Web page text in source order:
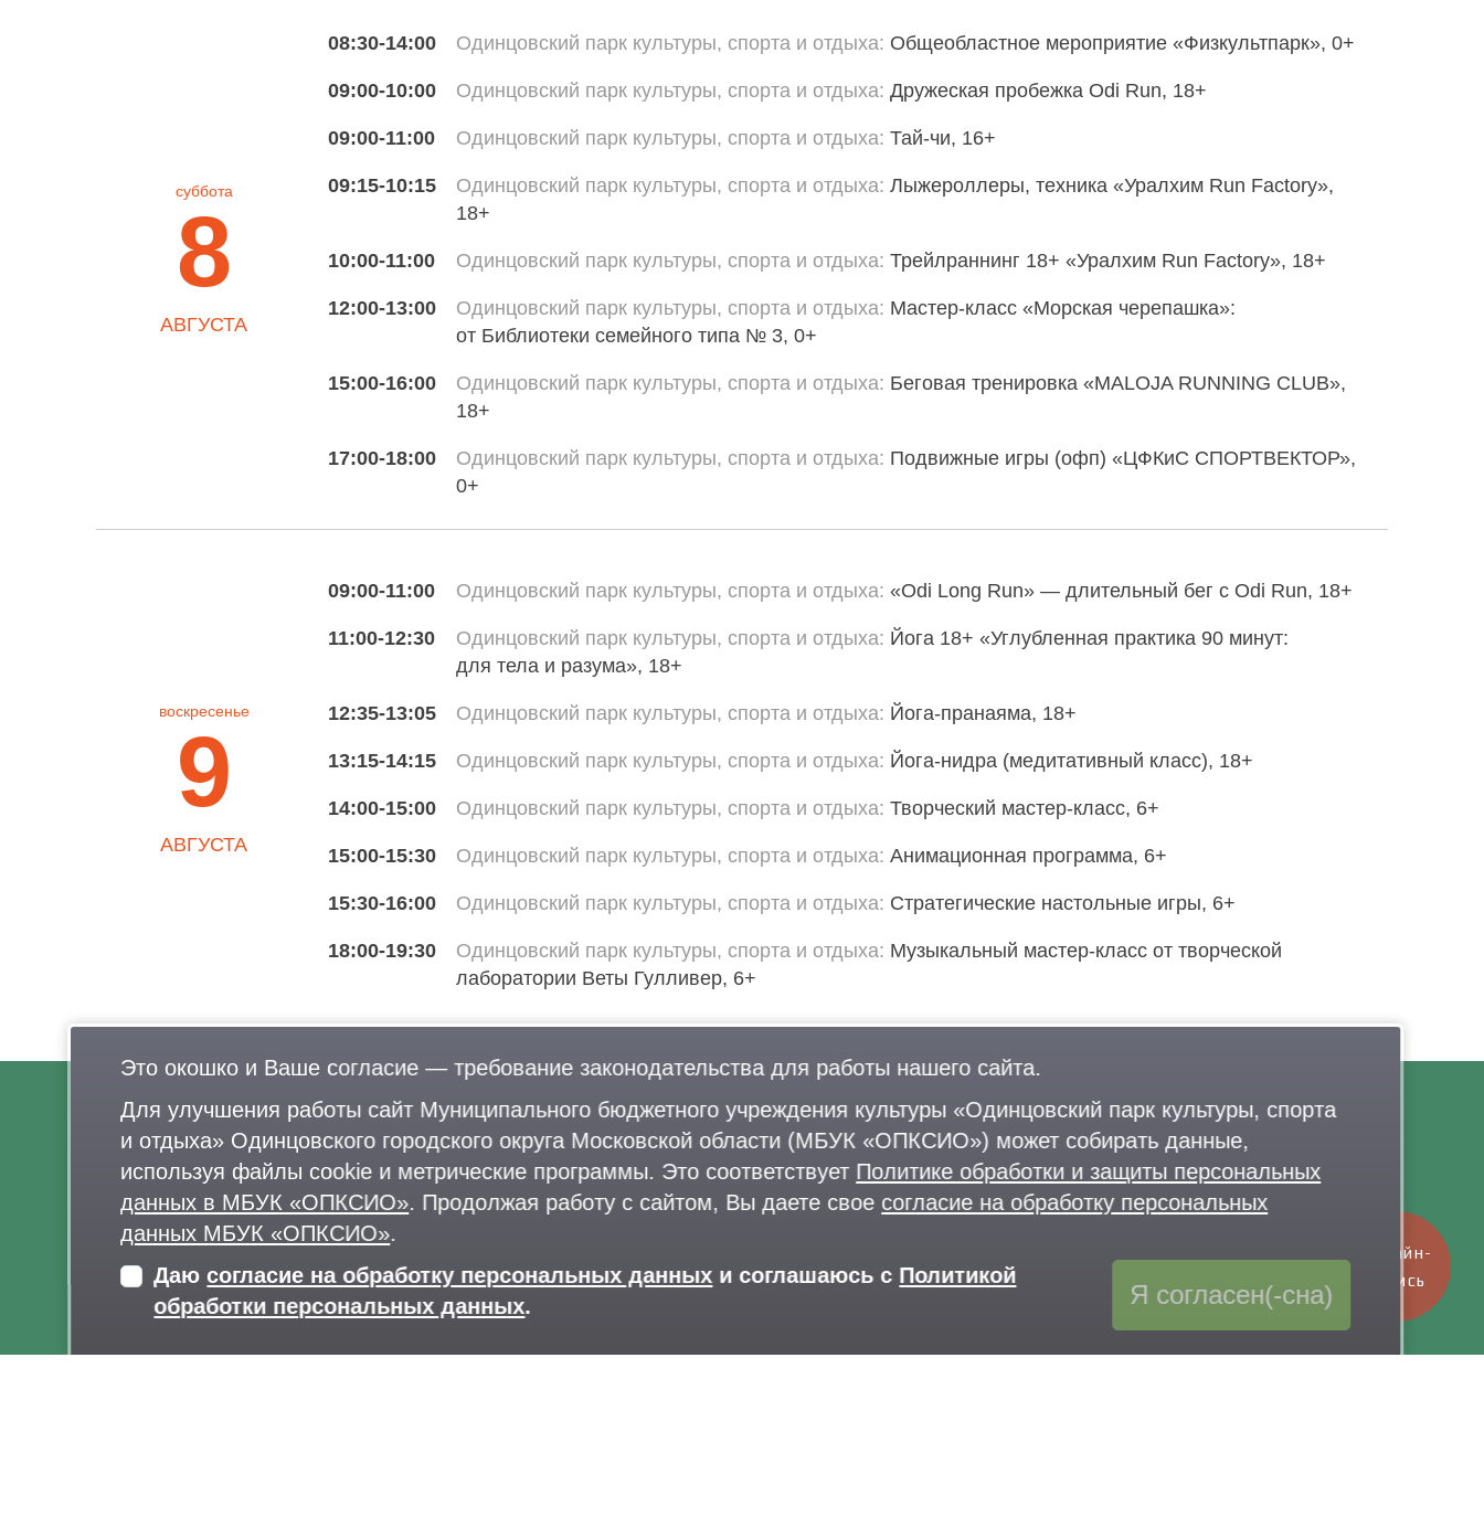
суббота
8
АВГУСТА
08:30-14:00 Одинцовский парк культуры, спорта и отдыха Общеобластное мероприятие «Физкультпарк», 0+
09:00-10:00 Одинцовский парк культуры, спорта и отдыха Дружеская пробежка Odi Run, 18+
09:00-11:00 Одинцовский парк культуры, спорта и отдыха Тай-чи, 16+
09:15-10:15 Одинцовский парк культуры, спорта и отдыха Лыжероллеры, техника «Уралхим Run Factory»,
18+
10:00-11:00 Одинцовский парк культуры, спорта и отдыха Трейлраннинг 18+ «Уралхим Run Factory», 18+
12:00-13:00 Одинцовский парк культуры, спорта и отдыха Мастер-класс «Морская черепашка»:
от Библиотеки семейного типа № 3, 0+
15:00-16:00 Одинцовский парк культуры, спорта и отдыха Беговая тренировка «MALOJA RUNNING CLUB»,
18+
17:00-18:00 Одинцовский парк культуры, спорта и отдыха Подвижные игры (офп) «ЦФКиС СПОРТВЕКТОР»,
0+
воскресенье
9
АВГУСТА
09:00-11:00 Одинцовский парк культуры, спорта и отдыха «Odi Long Run» — длительный бег с Odi Run, 18+
11:00-12:30 Одинцовский парк культуры, спорта и отдыха Йога 18+ «Углубленная практика 90 минут:
для тела и разума», 18+
12:35-13:05 Одинцовский парк культуры, спорта и отдыха Йога-пранаяма, 18+
13:15-14:15 Одинцовский парк культуры, спорта и отдыха Йога-нидра (медитативный класс), 18+
14:00-15:00 Одинцовский парк культуры, спорта и отдыха Творческий мастер-класс, 6+
15:00-15:30 Одинцовский парк культуры, спорта и отдыха Анимационная программа, 6+
15:30-16:00 Одинцовский парк культуры, спорта и отдыха Стратегические настольные игры, 6+
18:00-19:30 Одинцовский парк культуры, спорта и отдыха Музыкальный мастер-класс от творческой
лаборатории Веты Гулливер, 6+
О нас
Афиша
Документы
Правила поведения в парках
Лыжероллерная трасса
Парковка
Контакты
+7 926 341-20-63,+7 926 341-20-82
delo@lazytina-park.ru
Онлайн-
запись
Это окошко и Ваше согласие — требование законодательства для работы нашего сайта.
Для улучшения работы сайт Муниципального бюджетного учреждения культуры «Одинцовский парк культуры, спорта
и отдыха» Одинцовского городского округа Московской области (МБУК «ОПКСИО») может собирать данные,
используя файлы cookie и метрические программы. Это соответствует Политике обработки и защиты персональных
данных в МБУК «ОПКСИО». Продолжая работу с сайтом, Вы даете свое согласие на обработку персональных
данных МБУК «ОПКСИО».
Даюсогласие на обработку персональных данных и соглашаюсь с Политикой
обработки персональных данных. Я согласен(-сна)